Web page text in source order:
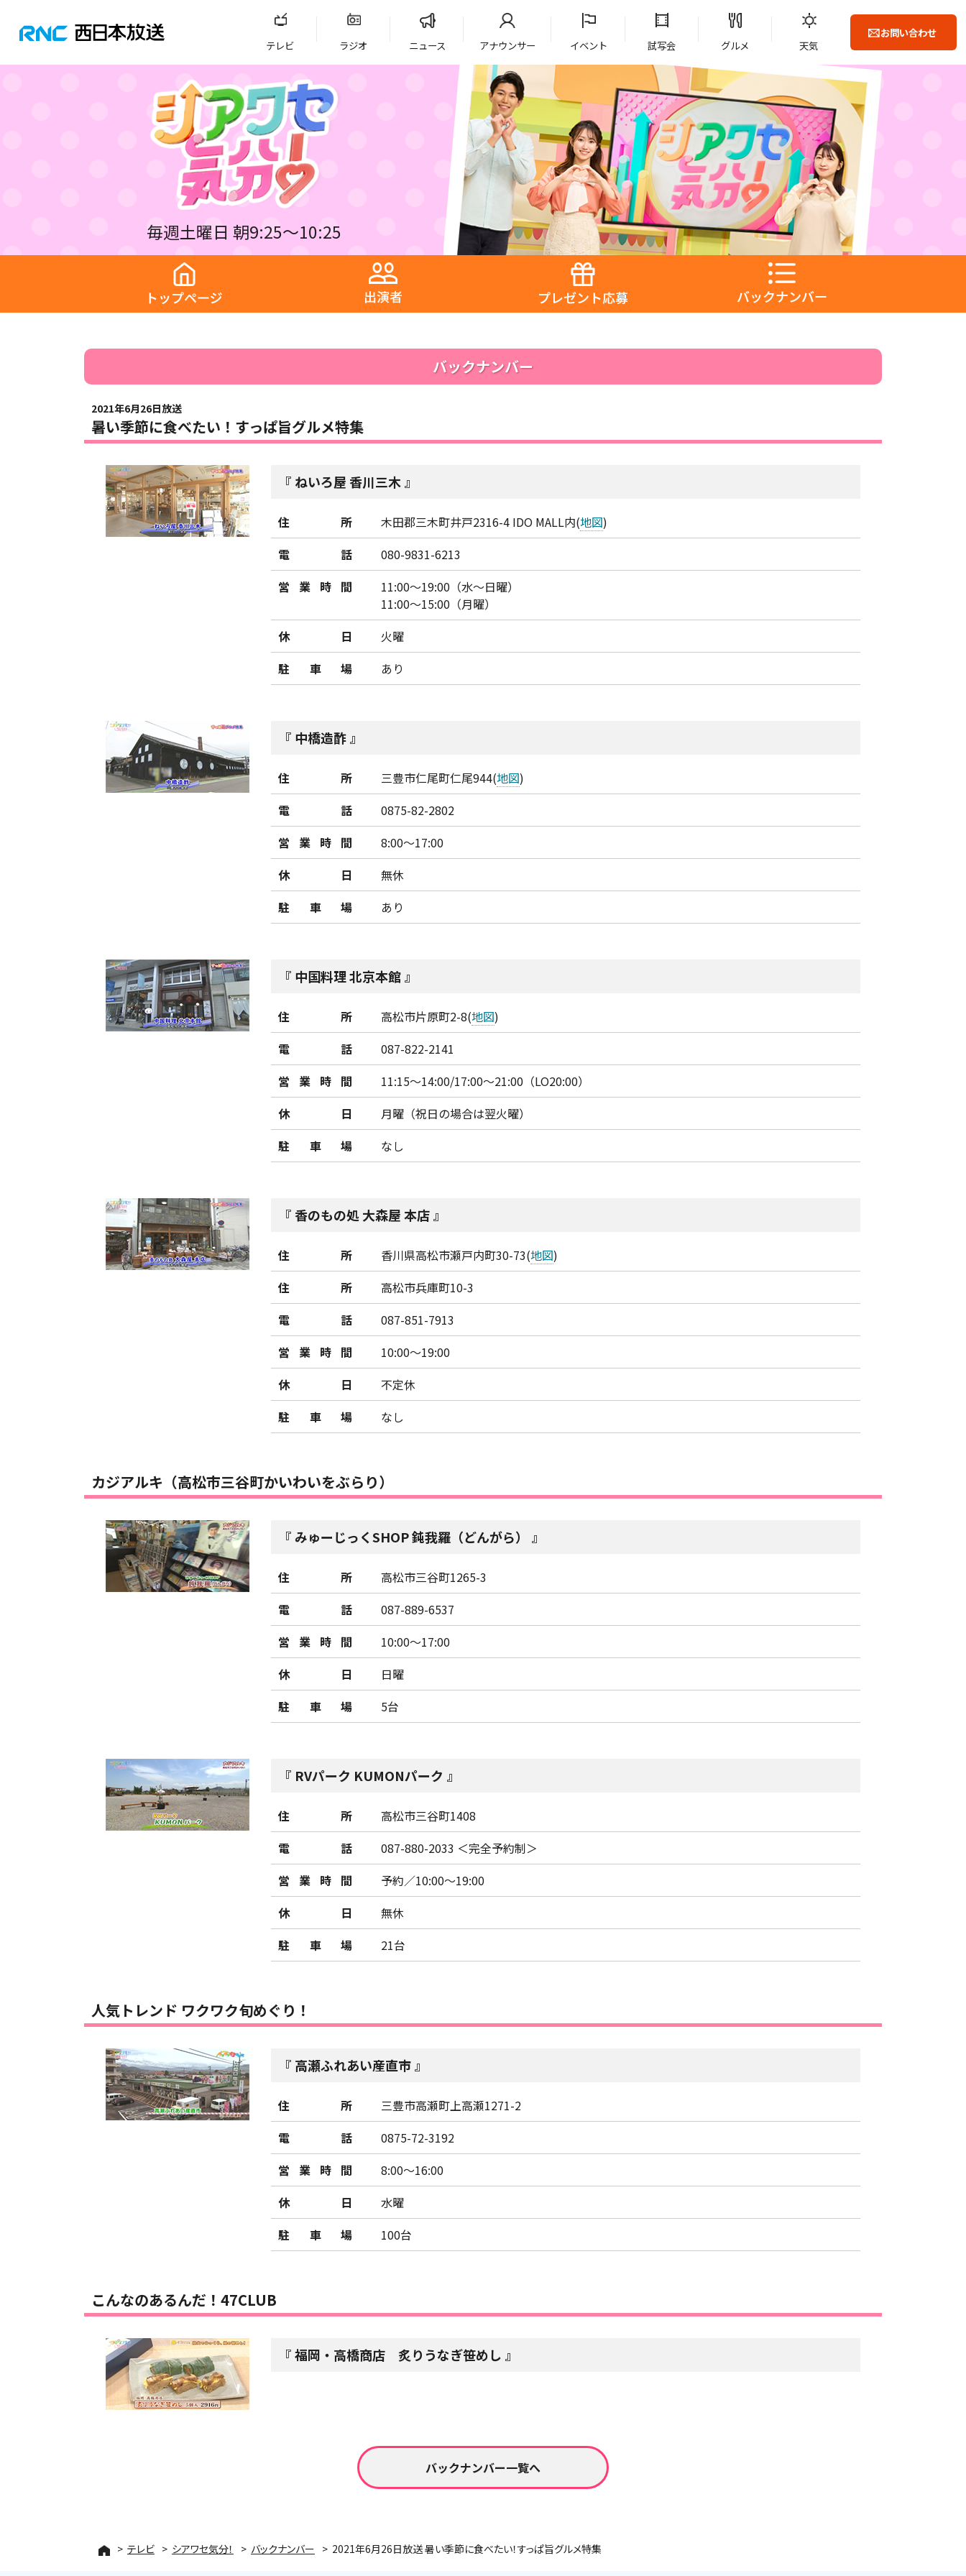
テレビ ラジオ ニュース アナウンサー イベント 試写会 グルメ 天気
お問い合わせ
毎週土曜日 朝9:25～10:25
バックナンバー
2021年6月26日放送
暑い季節に食べたい！すっぱ旨グルメ特集
ねいろ屋 香川三木
住所 木田郡三木町井戸2316-4 IDO MALL内(地図)
電話
080-9831-6213
営業時間
11:00～19:00（水～日曜）
11:00～15:00（月曜）
休日
火曜
駐車場
あり
中橋造酢
住所 三豊市仁尾町仁尾944(地図)
電話
0875-82-2802
営業時間
8:00～17:00
休日
無休
駐車場
あり
中国料理 北京本館
住所 高松市片原町2-8(地図)
電話
087-822-2141
営業時間
11:15～14:00/17:00～21:00（LO20:00）
休日
月曜（祝日の場合は翌火曜）
駐車場
なし
香のもの処 大森屋 本店
住所 香川県高松市瀬戸内町30-73(地図)
住所
高松市兵庫町10-3
電話
087-851-7913
営業時間
10:00～19:00
休日
不定休
駐車場
なし
カジアルキ（高松市三谷町かいわいをぶらり）
みゅーじっくSHOP 鈍我羅（どんがら）
住所
高松市三谷町1265-3
電話
087-889-6537
営業時間
10:00～17:00
休日
日曜
駐車場
5台
RVパーク KUMONパーク
住所
高松市三谷町1408
電話
087-880-2033 ＜完全予約制＞
営業時間
予約／10:00～19:00
休日
無休
駐車場
21台
人気トレンド ワクワク旬めぐり！
高瀬ふれあい産直市
住所
三豊市高瀬町上高瀬1271-2
電話
0875-72-3192
営業時間
8:00～16:00
休日
水曜
駐車場
100台
こんなのあるんだ！47CLUB
福岡・高橋商店 炙りうなぎ笹めし
バックナンバー一覧へ
テレビ シアワセ気分！ バックナンバー 2021年6月26日放送 暑い季節に食べたい！すっぱ旨グルメ特集